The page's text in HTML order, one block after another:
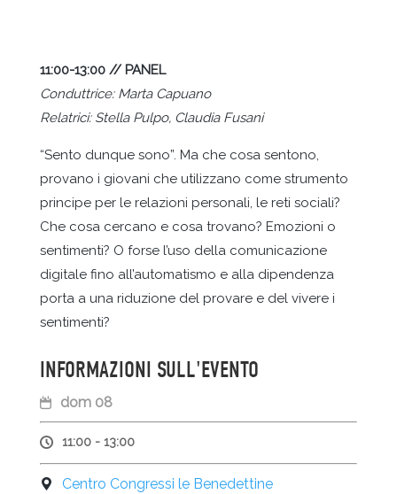
11:00-13:00 // PANEL
Conduttrice: Marta Capuano
Relatrici: Stella Pulpo, Claudia Fusani
“Sento dunque sono”. Ma che cosa sentono,
provano i giovani che utilizzano come strumento
principe per le relazioni personali, le reti sociali?
Che cosa cercano e cosa trovano? Emozioni o
sentimenti? O forse l’uso della comunicazione
digitale fino all’automatismo e alla dipendenza
porta a una riduzione del provare e del vivere i
sentimenti?
INFORMAZIONI SULL'EVENTO
dom 08
11:00 - 13:00
Centro Congressi le Benedettine